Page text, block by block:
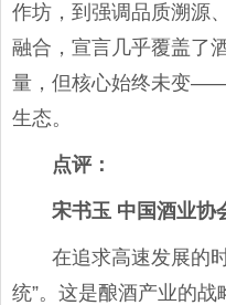
作坊，到强调品质溯源
融合，宣言几乎覆盖了
量，但核心始终未变
生态。
点评：
宋书玉 中国酒业协
在追求高速发展的
统”。这是酿酒产业的